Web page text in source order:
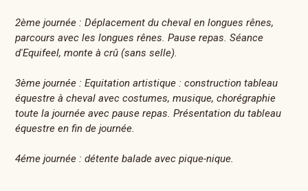
2ème journée : Déplacement du cheval en longues rênes,
parcours avec les longues rênes. Pause repas. Séance
d'Equifeel, monte à crû (sans selle).
3ème journée : Equitation artistique : construction tableau
équestre à cheval avec costumes, musique, chorégraphie
toute la journée avec pause repas. Présentation du tableau
équestre en fin de journée.
4éme journée : détente balade avec pique-nique.